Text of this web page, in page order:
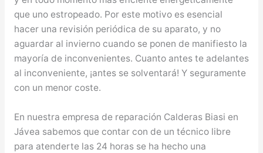
que uno estropeado. Por este motivo es esencial
hacer una revisión periódica de su aparato, y no
aguardar al invierno cuando se ponen de manifiesto la
mayoría de inconvenientes. Cuanto antes te adelantes
al inconveniente, ¡antes se solventará! Y seguramente
con un menor coste.
En nuestra empresa de reparación Calderas Biasi en
Jávea sabemos que contar con de un técnico libre
para atenderte las 24 horas se ha hecho una